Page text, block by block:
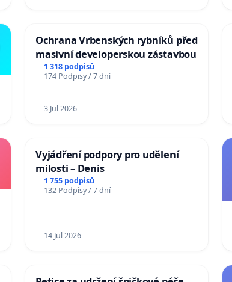
Ochrana Vrbenských rybníků před
masivní developerskou zástavbou
1 318 podpisů
174 Podpisy / 7 dní
3 Jul 2026
Vyjádření podpory pro udělení
milosti – Denis
1 755 podpisů
132 Podpisy / 7 dní
14 Jul 2026